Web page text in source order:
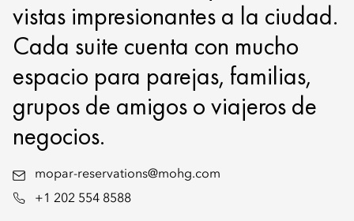
vistas impresionantes a la ciudad.
Cada suite cuenta con mucho
espacio para parejas, familias,
grupos de amigos o viajeros de
negocios.
mopar-reservations@mohg.com
+1 202 554 8588